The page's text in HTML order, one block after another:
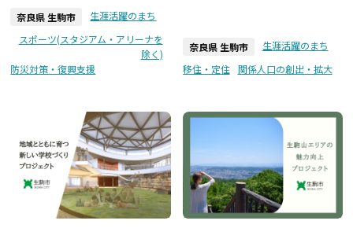
奈良県 生駒市
生涯活躍のまち
スポーツ(スタジアム・アリーナを
除く)
防災対策・復興支援
奈良県 生駒市
生涯活躍のまち
移住・定住
関係人口の創出・拡大